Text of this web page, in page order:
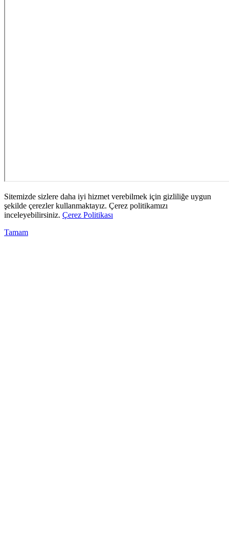
Sitemizde sizlere daha iyi hizmet verebilmek için gizliliğe uygun
şekilde çerezler kullanmaktayız. Çerez politikamızı
inceleyebilirsiniz. Çerez Politikası
Tamam